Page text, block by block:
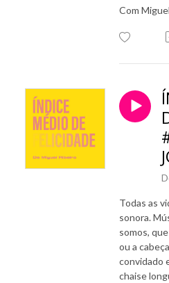
Com
Todas as
sonora.
somos,
ou a
convidado
chaise